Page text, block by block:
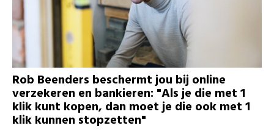
Rob Beenders beschermt jou bij online
verzekeren en bankieren: "Als je die met 1
klik kunt kopen, dan moet je die ook met 1
klik kunnen stopzetten"